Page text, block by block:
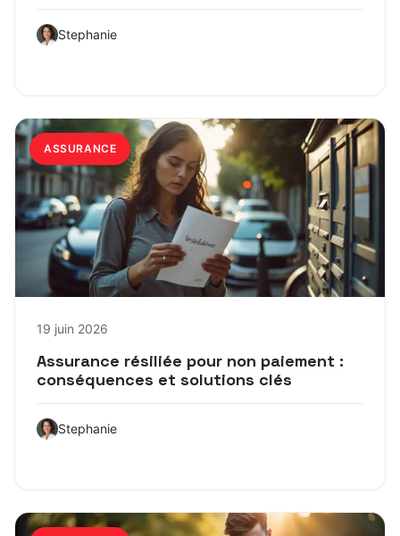
Stephanie
ASSURANCE
19 juin 2026
Assurance résiliée pour non paiement :
conséquences et solutions clés
Stephanie